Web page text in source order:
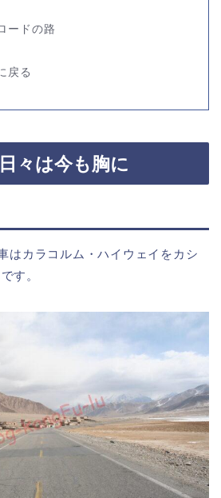
ードの路
戻る
々は今も胸に
はカラコルム・ハイウェイをカシ
す。